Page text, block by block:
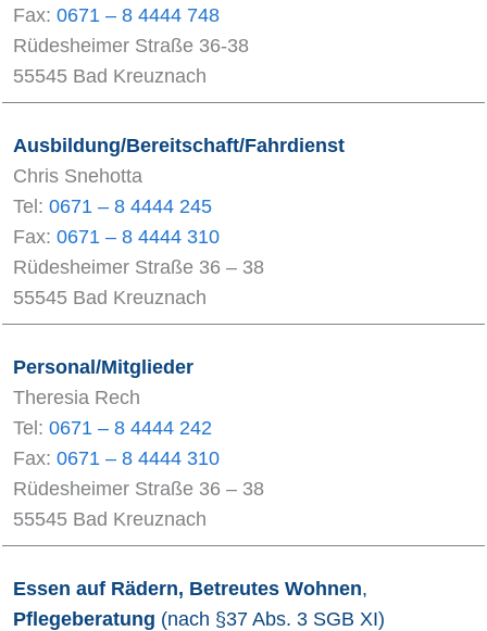
Fax: 0671 – 8 4444 748
Rüdesheimer Straße 36-38
55545 Bad Kreuznach
Ausbildung/Bereitschaft/Fahrdienst
Chris Snehotta
Tel: 0671 – 8 4444 245
Fax: 0671 – 8 4444 310
Rüdesheimer Straße 36 – 38
55545 Bad Kreuznach
Personal/Mitglieder
Theresia Rech
Tel: 0671 – 8 4444 242
Fax: 0671 – 8 4444 310
Rüdesheimer Straße 36 – 38
55545 Bad Kreuznach
Essen auf Rädern, Betreutes Wohnen,
Pflegeberatung (nach §37 Abs. 3 SGB XI)